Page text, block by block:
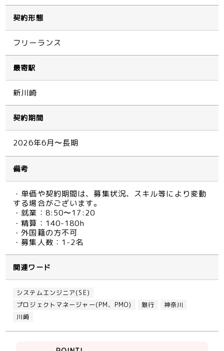
契約形態
フリーランス
最寄駅
新川崎
契約期間
2026年6月〜長期
備考
・単価や契約期間は、募集状況、スキル等により変動
する場合がございます。
・就業：8:50〜17:20
・精算：140-180h
・外国籍の方不可
・募集人数：1-2名
関連ワード
システムエンジニア(SE)
プロジェクトマネージャー(PM、PMO)
銀行
神奈川
川崎